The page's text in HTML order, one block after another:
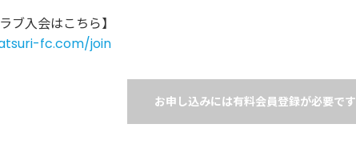
ブ入会はこちら】
fc.com/join
お申し込みには有料会員登録が必要です